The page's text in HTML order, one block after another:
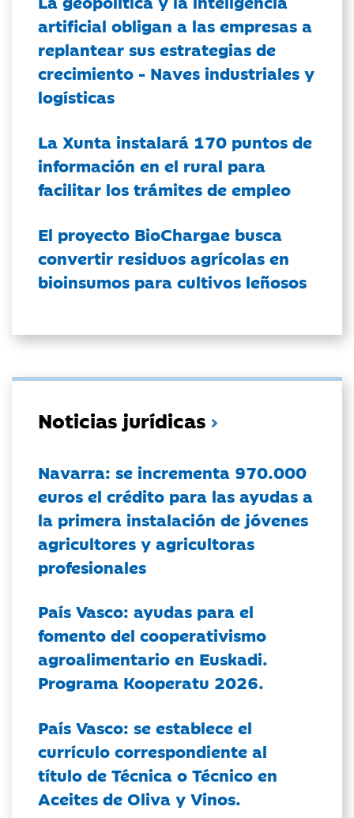
artificial obligan a las empresas a
replantear sus estrategias de
crecimiento - Naves industriales y
logísticas
La Xunta instalará 170 puntos de
información en el rural para
facilitar los trámites de empleo
El proyecto BioChargae busca
convertir residuos agrícolas en
bioinsumos para cultivos leñosos
Noticias jurídicas
Navarra: se incrementa 970.000
euros el crédito para las ayudas a
la primera instalación de jóvenes
agricultores y agricultoras
profesionales
País Vasco: ayudas para el
fomento del cooperativismo
agroalimentario en Euskadi.
Programa Kooperatu 2026.
País Vasco: se establece el
currículo correspondiente al
título de Técnica o Técnico en
Aceites de Oliva y Vinos.